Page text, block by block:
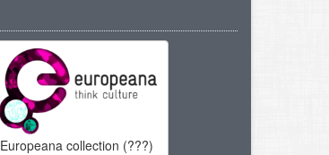
Europeana collection (???)